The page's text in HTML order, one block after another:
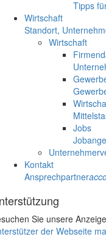
Tipps
Wirtschaft
Standort,
Wirtschaft
Jobs
Kontakt
Ansprechpartner
Sie unsere
der Webseite